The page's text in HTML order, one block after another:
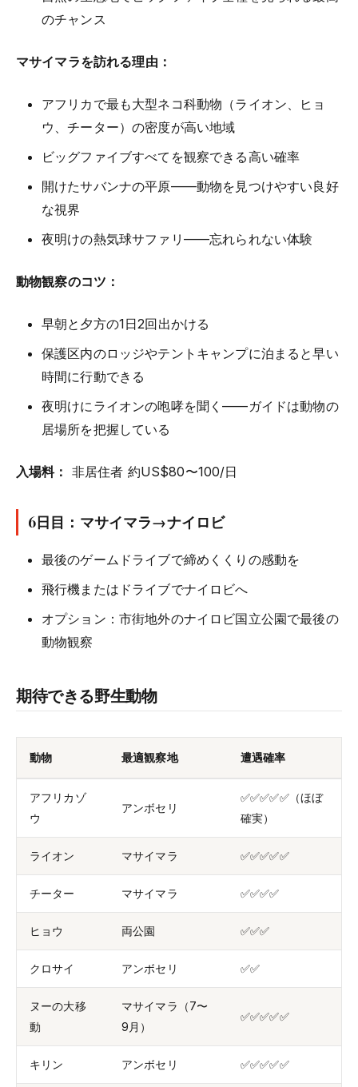
のチャンス
マサイマラを訪れる理由：
アフリカで最も大型ネコ科動物（ライオン、ヒョ
ウ、チーター）の密度が高い地域
ビッグファイブすべてを観察できる高い確率
開けたサバンナの平原——動物を見つけやすい良好
な視界
夜明けの熱気球サファリ——忘れられない体験
動物観察のコツ：
早朝と夕方の1日2回出かける
保護区内のロッジやテントキャンプに泊まると早い
時間に行動できる
夜明けにライオンの咆哮を聞く——ガイドは動物の
居場所を把握している
入場料： 非居住者 約US$80〜100/日
6日目：マサイマラ→ナイロビ
最後のゲームドライブで締めくくりの感動を
飛行機またはドライブでナイロビへ
オプション：市街地外のナイロビ国立公園で最後の
動物観察
期待できる野生動物
動物 最適観察地 遭遇確率
アフリカゾ
ウ
アンボセリ
✅✅✅✅✅（ほぼ
確実）
ライオン マサイマラ ✅✅✅✅✅
チーター マサイマラ ✅✅✅✅
ヒョウ 両公園 ✅✅✅
クロサイ アンボセリ ✅✅
ヌーの大移
動
マサイマラ（7〜
9月）
✅✅✅✅✅
キリン アンボセリ ✅✅✅✅✅